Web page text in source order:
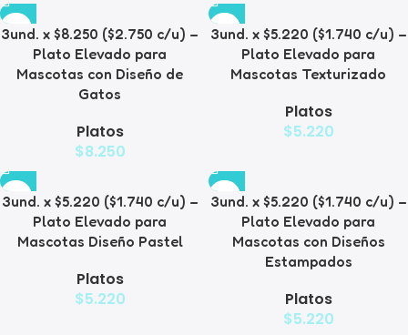
3und. x $8.250 ($2.750 c/u) –
Plato Elevado para
Mascotas con Diseño de
Gatos
Platos
$8.250
3und. x $5.220 ($1.740 c/u) –
Plato Elevado para
Mascotas Texturizado
Platos
$5.220
3und. x $5.220 ($1.740 c/u) –
Plato Elevado para
Mascotas Diseño Pastel
Platos
$5.220
3und. x $5.220 ($1.740 c/u) –
Plato Elevado para
Mascotas con Diseños
Estampados
Platos
$5.220